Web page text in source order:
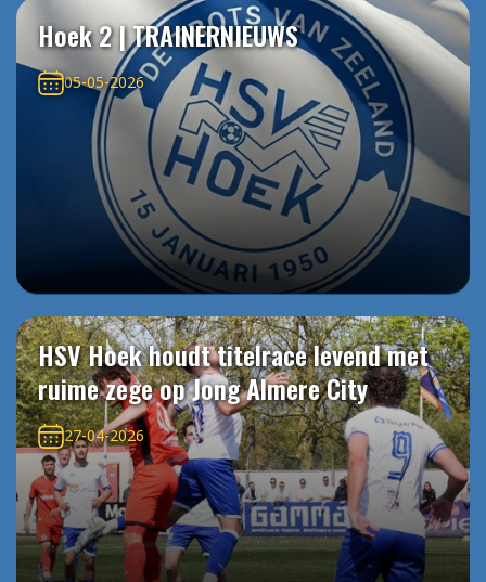
Hoek 2 | TRAINERNIEUWS
05-05-2026
HSV Hoek houdt titelrace levend met
ruime zege op Jong Almere City
27-04-2026